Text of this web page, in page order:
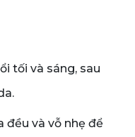
tối và sáng, sau
đều và vỗ nhẹ để